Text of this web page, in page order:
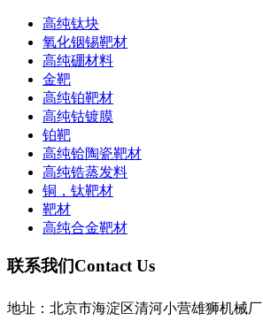
高纯钛块
氧化铟锡靶材
高纯硼材料
金靶
高纯铂靶材
高纯钴镀膜
铂靶
高纯铪陶瓷靶材
高纯锆蒸发料
铜，钛靶材
靶材
高纯合金靶材
联系我们Contact Us
地址：北京市海淀区清河小营雄狮机械厂